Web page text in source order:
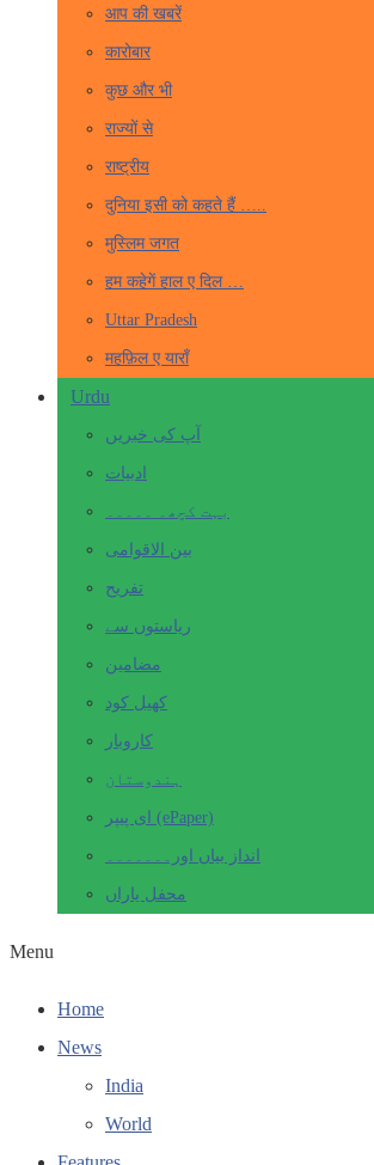
आप की खबरें
कारोबार
कुछ और भी
राज्यों से
राष्ट्रीय
दुनिया इसी को कहते हैं …..
मुस्लिम जगत
हम कहेगें हाल ए दिल …
Uttar Pradesh
महफ़िल ए याराँ
Urdu
آپ کی خبریں
ادبیات
بہت کچھ۔ ۔۔۔۔۔
بین الاقوامی
تفریح
ریاستوں سے
مضامین
کھیل کود
کاروبار
ہندوستان
ای پیپر (ePaper)
انداز بیاں اور۔۔۔۔۔۔۔
محفل یاراں
Menu
Home
News
India
World